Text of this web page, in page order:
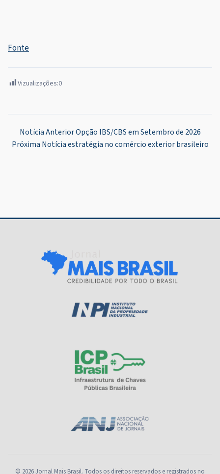
Fonte
Vizualizações:0
Navegação
Notícia AnteriorOpção IBS/CBS em Setembro de 2026
Próxima Notíciaestratégia no comércio exterior brasileiro
© 2026 Jornal Mais Brasil. Todos os direitos reservados e registrados no